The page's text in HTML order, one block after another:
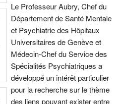
Le Professeur Aubry, Chef du
Département de Santé Mentale
et Psychiatrie des Hôpitaux
Universitaires de Genève et
Médecin-Chef du Service des
Spécialités Psychiatriques a
développé un intérêt particulier
pour la recherche sur le thème
des liens pouvant exister entre